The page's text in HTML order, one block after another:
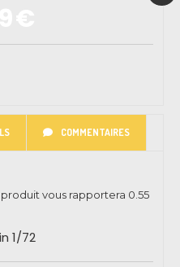
COMMENTAIRES
vous rapportera 0.55
1/72